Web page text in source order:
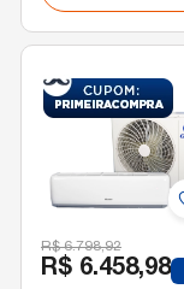
R$ 6.798,92
R$ 6.458,98